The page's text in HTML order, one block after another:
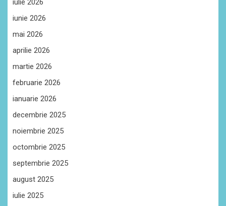
iunie 2026
mai 2026
aprilie 2026
martie 2026
februarie 2026
ianuarie 2026
decembrie 2025
noiembrie 2025
octombrie 2025
septembrie 2025
august 2025
iulie 2025